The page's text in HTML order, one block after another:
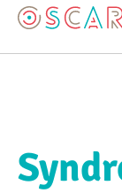
Aller à la